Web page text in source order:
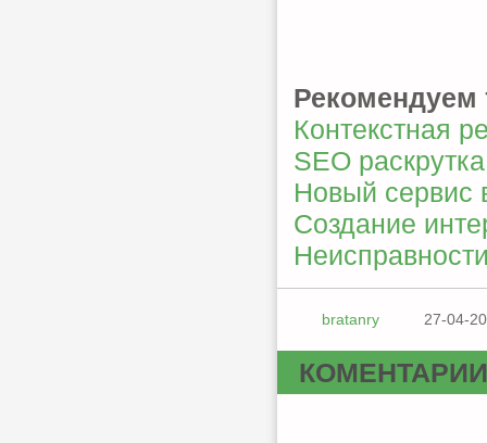
Рекомендуем
Контекстная
SEO
Новый сервис
Создание
bratanry 27-04-
КОМЕНТАРИИ